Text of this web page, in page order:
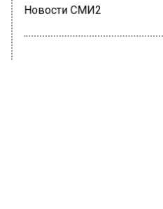
Новости СМИ2